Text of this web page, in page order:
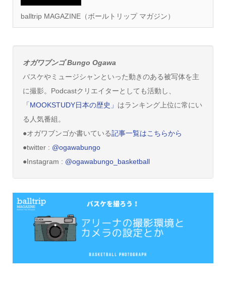
balltrip MAGAZINE（ボールトリップ マガジン）
オガワブンゴ Bungo Ogawa
バスケやミュージシャンといった動きのある被写体を主
に撮影。Podcastクリエイターとしても活動し、
「MOOKSTUDY日本の歴史」 はランキング上位に常にい
る人気番組。
●オガワブンゴか書いている記事一覧はこちらから
●twitter : @ogawabungo
●Instagram : @ogawabungo_basketball